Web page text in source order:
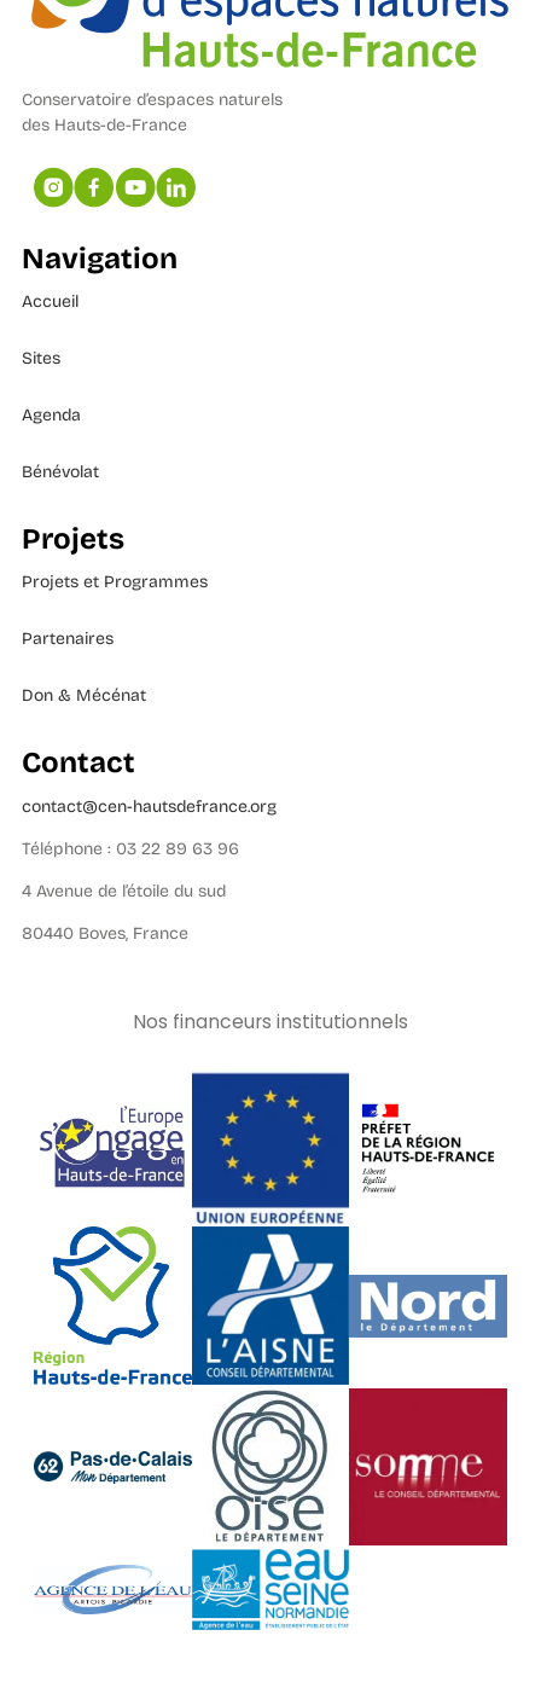
Conservatoire d’espaces naturels
des Hauts-de-France
Navigation
Accueil
Sites
Agenda
Bénévolat
Projets
Projets et Programmes
Partenaires
Don & Mécénat
Contact
contact@cen-hautsdefrance.org
Téléphone : 03 22 89 63 96
4 Avenue de l’étoile du sud
80440 Boves, France
Nos financeurs institutionnels